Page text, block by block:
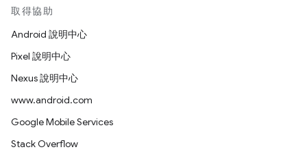
取得協助
Android 說明中心
Pixel 說明中心
Nexus 說明中心
www.android.com
Google Mobile Services
Stack Overflow